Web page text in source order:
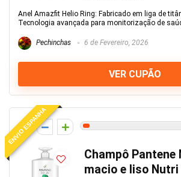
Anel Amazfit Helio Ring: Fabricado em liga de
Tecnologia avançada para monitorização de
Pechinchas 6 de Fevereiro, 2026
VER CUPÃO
ENVIO ESPANHA
2
Champô Pantene
macio e liso Nutri